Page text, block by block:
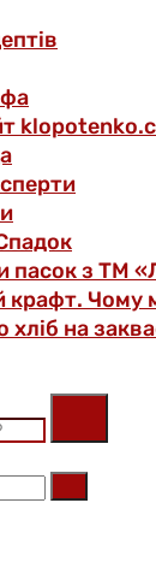
пасок з ТМ
крафт. Чому
хліб на